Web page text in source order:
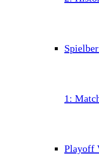
1:
Playoff